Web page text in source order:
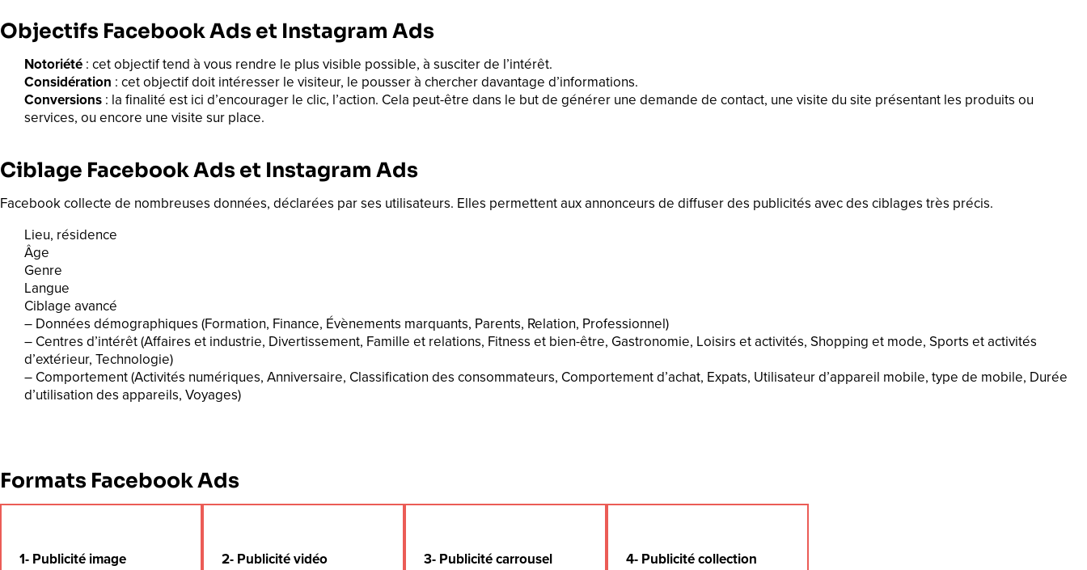
Objectifs Facebook Ads et Instagram Ads
Notoriété : cet objectif tend à vous rendre le plus visible possible, à susciter de l’intérêt.
Considération : cet objectif doit intéresser le visiteur, le pousser à chercher davantage d’informations.
Conversions : la finalité est ici d’encourager le clic, l’action. Cela peut-être dans le but de générer une demande de contact, une visite du site présentant les produits ou
services, ou encore une visite sur place.
Ciblage Facebook Ads et Instagram Ads
Facebook collecte de nombreuses données, déclarées par ses utilisateurs. Elles permettent aux annonceurs de diffuser des publicités avec des ciblages très précis.
Lieu, résidence
Âge
Genre
Langue
Ciblage avancé
– Données démographiques (Formation, Finance, Évènements marquants, Parents, Relation, Professionnel)
– Centres d’intérêt (Affaires et industrie, Divertissement, Famille et relations, Fitness et bien-être, Gastronomie, Loisirs et activités, Shopping et mode, Sports et activités
d’extérieur, Technologie)
– Comportement (Activités numériques, Anniversaire, Classification des consommateurs, Comportement d’achat, Expats, Utilisateur d’appareil mobile, type de mobile, Durée
d’utilisation des appareils, Voyages)
Formats Facebook Ads
1- Publicité image
2- Publicité vidéo
3- Publicité carrousel
4- Publicité collection